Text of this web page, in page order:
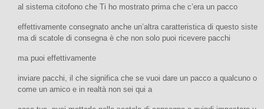
al sistema citofono che Ti ho mostrato prima che c’era un pacco
effettivamente consegnato anche un’altra caratteristica di questo siste
ma di scatole di consegna è che non solo puoi ricevere pacchi
ma puoi effettivamente
inviare pacchi, il che significa che se vuoi dare un pacco a qualcuno o
come un amico e in realtà non sei qui a